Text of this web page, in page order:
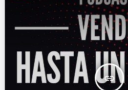
insert_link